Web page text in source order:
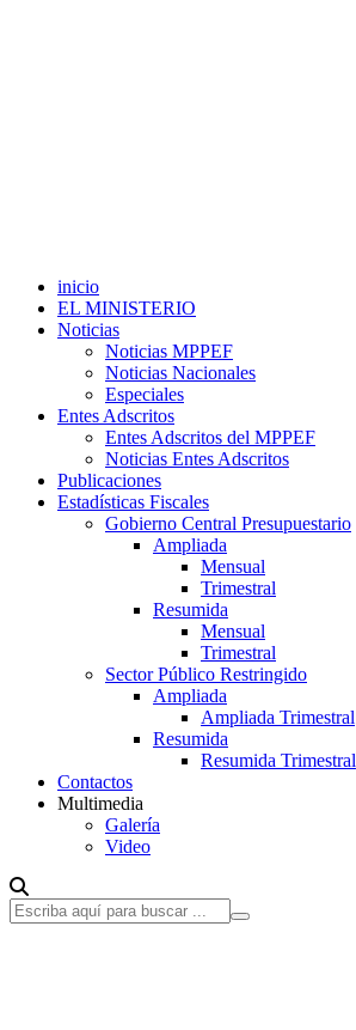
inicio
EL MINISTERIO
Noticias
Noticias MPPEF
Noticias Nacionales
Especiales
Entes Adscritos
Entes Adscritos del MPPEF
Noticias Entes Adscritos
Publicaciones
Estadísticas Fiscales
Gobierno Central Presupuestario
Ampliada
Mensual
Trimestral
Resumida
Mensual
Trimestral
Sector Público Restringido
Ampliada
Ampliada Trimestral
Resumida
Resumida Trimestral
Contactos
Multimedia
Galería
Video